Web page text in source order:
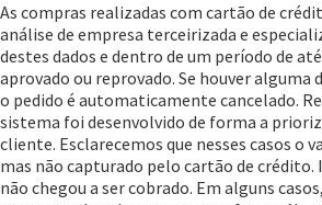
As compras realizadas com cartão de
análise de empresa terceirizada e
destes dados e dentro de um período de
aprovado ou reprovado. Se houver alguma
o pedido é automaticamente cancelado.
sistema foi desenvolvido de forma a
cliente. Esclarecemos que nesses casos o
mas não capturado pelo cartão de crédito.
não chegou a ser cobrado. Em alguns